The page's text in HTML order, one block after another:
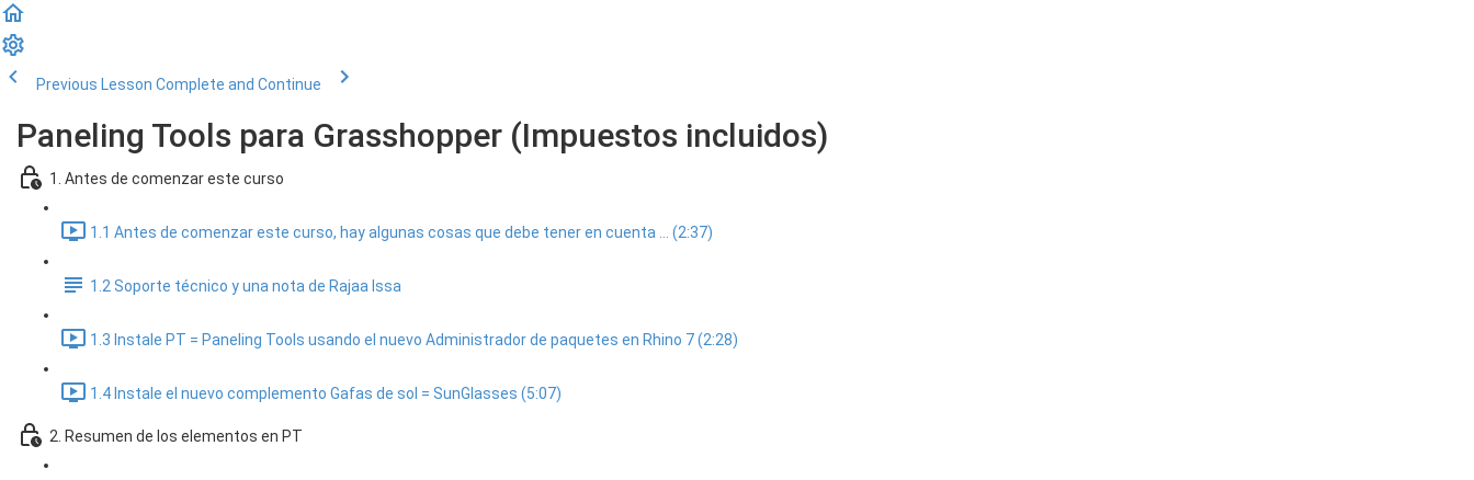
Previous Lesson Complete and Continue
Paneling Tools para Grasshopper (Impuestos incluidos)
1. Antes de comenzar este curso
1.1 Antes de comenzar este curso, hay algunas cosas que debe tener en cuenta ... (2:37)
1.2 Soporte técnico y una nota de Rajaa Issa
1.3 Instale PT = Paneling Tools usando el nuevo Administrador de paquetes en Rhino 7 (2:28)
1.4 Instale el nuevo complemento Gafas de sol = SunGlasses (5:07)
2. Resumen de los elementos en PT